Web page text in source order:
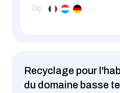
Recyclage pour
du domaine basse